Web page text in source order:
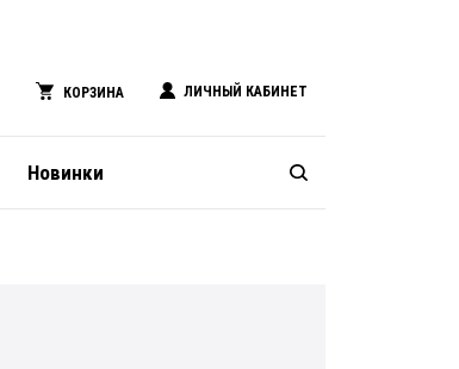
КОРЗИНА ЛИЧНЫЙ КАБИНЕТ
Новинки